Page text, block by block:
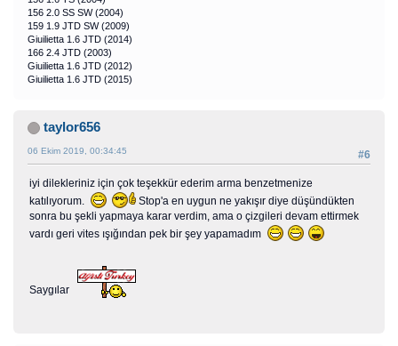
156 2.0 SS SW (2004)
159 1.9 JTD SW (2009)
Giuilietta 1.6 JTD (2014)
166 2.4 JTD (2003)
Giuilietta 1.6 JTD (2012)
Giuilietta 1.6 JTD (2015)
taylor656
#6
06 Ekim 2019, 00:34:45
iyi dilekleriniz için çok teşekkür ederim arma benzetmenize
katılıyorum.
Stop'a en uygun ne yakışır diye düşündükten
sonra bu şekli yapmaya karar verdim, ama o çizgileri devam ettirmek
vardı geri vites ışığından pek bir şey yapamadım
Saygılar